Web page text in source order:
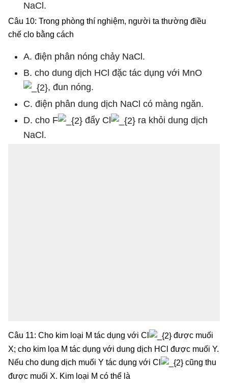
NaCl.
Câu 10: Trong phòng thí nghiệm, người ta thường điều
chế clo bằng cách
A. điện phân nóng chảy NaCl.
B. cho dung dịch HCl đặc tác dụng với MnO
, đun nóng.
C. điện phân dung dịch NaCl có màng ngăn.
D. cho F
đẩy Cl
ra khỏi dung dịch
NaCl.
Câu 11: Cho kim loại M tác dụng với Cl
được muối
X; cho kim lọa M tác dụng với dung dịch HCl được muối Y.
Nếu cho dung dịch muối Y tác dụng với Cl
cũng thu
được muối X. Kim loại M có thể là